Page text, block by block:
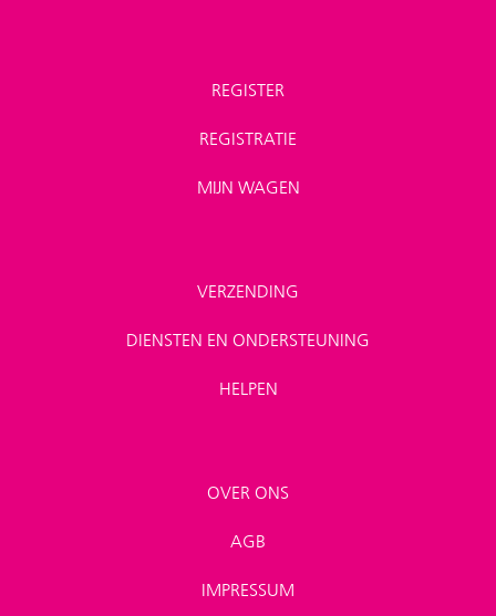
REGISTER
REGISTRATIE
MIJN WAGEN
VERZENDING
DIENSTEN EN ONDERSTEUNING
HELPEN
OVER ONS
AGB
IMPRESSUM